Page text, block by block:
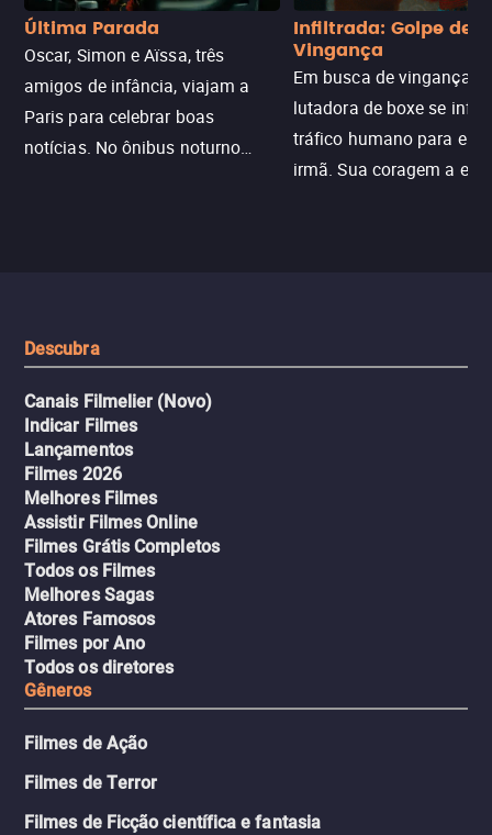
Última Parada
Oscar, Simon e Aïssa, três
amigos de infância, viajam a
Paris para celebrar boas
notícias. No ônibus noturno
Infiltrada: Golpe de
Vingança
Em busca de vingança,
lutadora de boxe se
tráfico humano para
irmã. Sua coragem a
Descubra
Canais Filmelier (Novo)
Indicar Filmes
Lançamentos
Filmes 2026
Melhores Filmes
Assistir Filmes Online
Filmes Grátis Completos
Todos os Filmes
Melhores Sagas
Atores Famosos
Filmes por Ano
Todos os diretores
Gêneros
Filmes de Ação
Filmes de Terror
Filmes de Ficção científica e fantasia